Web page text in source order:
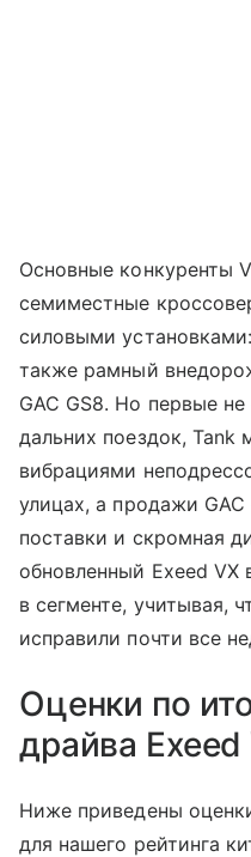
Основные конкуренты
семиместные
силовыми
также рамный
GAC GS8. Но первые
дальних поездок, Tank
вибрациями
улицах, а продажи
поставки и скромная
обновленный Exeed VX
в сегменте, учитывая,
исправили почти все
Оценки по
драйва Exeed
Ниже приведены
для нашего рейтинга